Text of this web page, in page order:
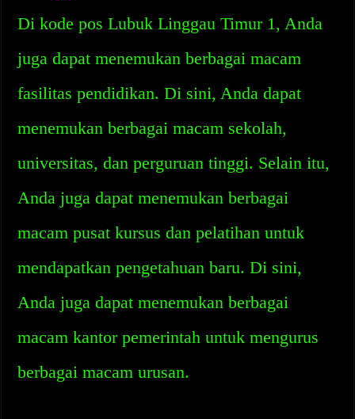
Di kode pos Lubuk Linggau Timur 1, Anda
juga dapat menemukan berbagai macam
fasilitas pendidikan. Di sini, Anda dapat
menemukan berbagai macam sekolah,
universitas, dan perguruan tinggi. Selain itu,
Anda juga dapat menemukan berbagai
macam pusat kursus dan pelatihan untuk
mendapatkan pengetahuan baru. Di sini,
Anda juga dapat menemukan berbagai
macam kantor pemerintah untuk mengurus
berbagai macam urusan.